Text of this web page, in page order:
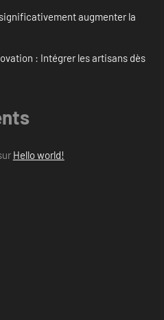
augmenter la
: Intégrer les artisans dès
Hello world!